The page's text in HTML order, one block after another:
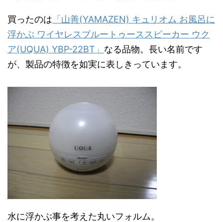
買ったのは 「山善(YAMAZEN) キュリオム お風呂に
浮かぶ ワイヤレスブルートゥーススピーカー ウク
ア(UQUA) YBP-22BT」 なる品物。長い名前です
が、製品の特徴を如実に表しきっています。
水に浮かぶ事を考えた丸いフォルム。